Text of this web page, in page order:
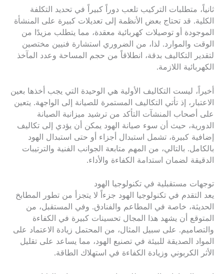
ثانياً، متطلبات التركيب تلعب دوراً كبيراً في تحديد التكلفة
الكلية. قد تحتاج بعض الأنظمة إلى تعديلات كبيرة على المنشأة
الموجودة أو توصيلات كهربائية معقدة، مما يتطلب مزيدًا من
الوقت والموارد. لذا، من الضروري استشارة فنيين مختصين
لتقدير التكاليف بدقة، انطلاقاً من حجم المساحة وعدد المآخذ
الكهربائية اللازمة.
أخيراً، ليست التكاليف الأولية هي الوحيدة التي يجب أخذها بعين
الاعتبار، إذ تأتي التكاليف المستمرة للصيانة إلى الواجهة. يتعين
على أصحاب المنشآت التأكد من ترشيد ميزانية الصيانة
الدورية، حيث أن سوء صيانة الهود يمكن أن يؤدي إلى تكاليف
إضافية كبيرة، تشمل استبدال أجزاء أو حتى استبدال الهود
بالكامل. بالتالي، من المهم متابعة الجوانب الفنية والترتيبات
الدقيقة لضمان استدامة الكفاءة والأداء.
توجهات مستقبلية في تكنولوجيا الهود
يعد التقدم في تكنولوجيا الهود جزءاً لا يتجزأ من تطور المطابخ
الحديثة، خاصة في المطاعم والفنادق. وفي المستقبل، من
المتوقع أن يشهد هذا المجال تحسينات كبيرة في الكفاءة
والتصاميم. على سبيل المثال، من المحتمل زيادة الاعتماد على
المواد الصديقة للبيئة في تصنيع الهود، مما يساعد على تقليل
الأثر الكربوني وزيادة الكفاءة في استهلاك الطاقة.